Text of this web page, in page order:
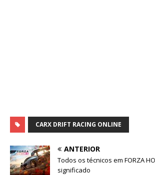
CARX DRIFT RACING ONLINE
ANTERIOR
Todos os técnicos em FORZA
significado